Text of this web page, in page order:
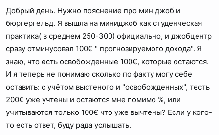
Добрый день. Нужно пояснение про мин джоб и
бюргергельд. Я вышла на миниджоб как студенческая
практика( в среднем 250-300) официально, и джобцентр
сразу отминусовал 100€ " прогнозируемого дохода". Я
знаю, что есть освобожденные 100€, которые остаются.
И я теперь не понимаю сколько по факту могу себе
оставить: с учётом выстеного и "освобожденных", тесть
200€ уже учтены и остаются мне помимо %, или
учитываются только 100€ что уже вычтены? Если у кого-
то есть ответ, буду рада услышать.